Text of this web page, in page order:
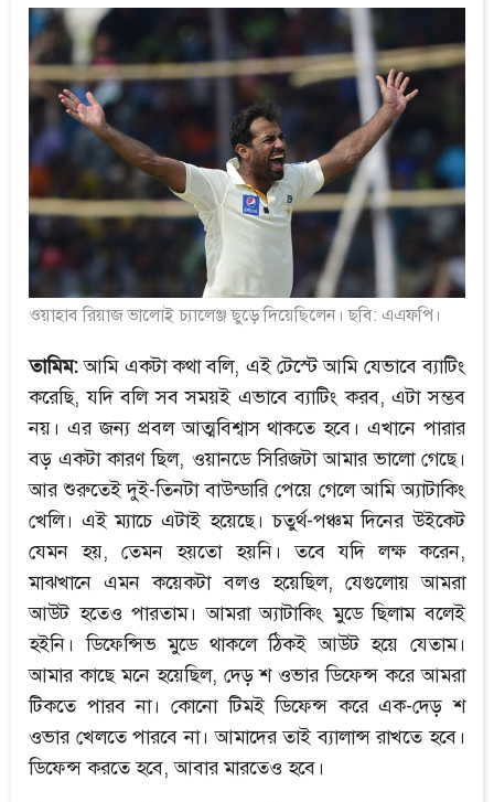
ওয়াহাব রিয়াজ ভালোই চ্যালেঞ্জ ছুড়ে দিয়েছিলেন। ছবি: এএফপি।
তামিম:আমি একটা কথা বলি, এই টেস্টে আমি যেভাবে ব্যাটিং
করেছি, যদি বলি সব সময়ই এভাবে ব্যাটিং করব, এটা সম্ভব
নয়। এর জন্য প্রবল আত্মবিশ্বাস থাকতে হবে। এখানে পারার
বড় একটা কারণ ছিল, ওয়ানডে সিরিজটা আমার ভালো গেছে।
আর শুরুতেই দুই-তিনটা বাউন্ডারি পেয়ে গেলে আমি অ্যাটাকিং
খেলি। এই ম্যাচে এটাই হয়েছে। চতুর্থ-পঞ্চম দিনের উইকেট
যেমন হয়, তেমন হয়তো হয়নি। তবে যদি লক্ষ করেন,
মাঝখানে এমন কয়েকটা বলও হয়েছিল, যেগুলোয় আমরা
আউট হতেও পারতাম। আমরা অ্যাটাকিং মুডে ছিলাম বলেই
হইনি। ডিফেন্সিভ মুডে থাকলে ঠিকই আউট হয়ে যেতাম।
আমার কাছে মনে হয়েছিল, দেড় শ ওভার ডিফেন্স করে আমরা
টিকতে পারব না। কোনো টিমই ডিফেন্স করে এক-দেড় শ
ওভার খেলতে পারবে না। আমাদের তাই ব্যালান্স রাখতে হবে।
ডিফেন্স করতে হবে, আবার মারতেও হবে।